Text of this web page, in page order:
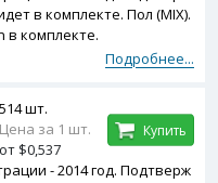
в комплекте. Пол (MIX).
в комплекте.
Подробнее...
- 2014 год. Подтверж
514 шт.
Цена за 1 шт.
от $0,537
Купить